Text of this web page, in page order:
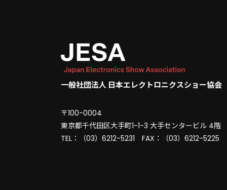
一般社団法人 日本エレクトロニクスショー協会
〒100-0004
東京都千代田区大手町1-1-3 大手センタービル 4階
TEL：（03）6212-5231 FAX：（03）6212-5225